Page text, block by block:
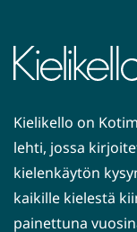
Kielikello on
lehti, jossa
kielenkäytön
kaikille kielestä
painettuna